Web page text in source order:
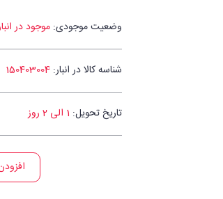
وضعیت موجودی: موجود در
شناسه کالا در انبار: 150403004
تاریخ تحویل: 1 الی 2 روز